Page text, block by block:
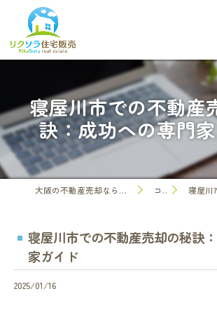
寝屋川市での不動産
訣：成功への専門
大阪の不動産売却なら株式会社リクソラ住宅販売 コラム 寝屋川市での
寝屋川市での不動産売却の秘訣
家ガイド
2025/01/16